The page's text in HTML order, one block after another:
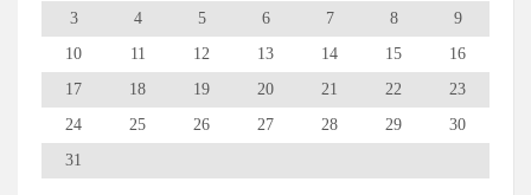
3
4 5 6 7 8
9
10
11 12 13 14 15
16
17
18 19 20 21 22
23
24
25 26 27 28 29
30
31